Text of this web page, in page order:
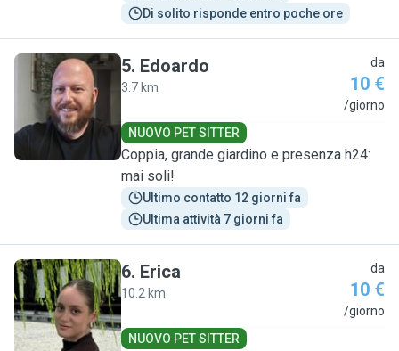
Di solito risponde entro poche ore
E
5. Edoardo
3.7 km
da
10 €
/giorno
NUOVO PET SITTER
Coppia, grande giardino e presenza h24:
mai soli!
Ultimo contatto 12 giorni fa
Ultima attività 7 giorni fa
E
6. Erica
10.2 km
da
10 €
/giorno
NUOVO PET SITTER